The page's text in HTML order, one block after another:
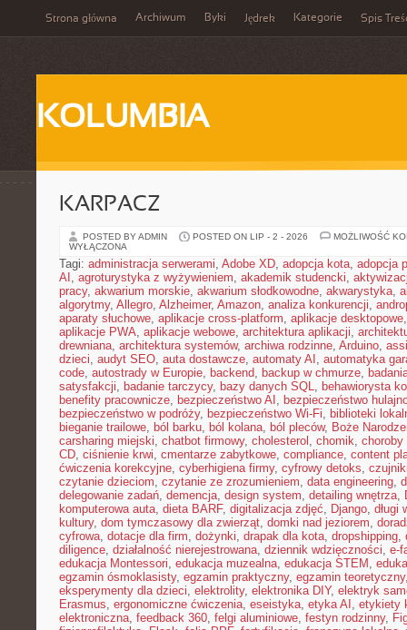
Strona główna Archiwum Byki Jędrek Kategorie Spis
KOLUMBIA
KARPACZ
POSTED BY ADMIN POSTED ON LIP - 2 - 2026
MOŻLIWOŚĆ
WYŁĄCZONA
Tagi: administracja serwerami, Adobe XD, adopcja kota, adopcja
AI , agroturystyka z wyżywieniem, akademik studencki,
pracy, akwarium morskie, akwarium słodkowodne, akwarystyka,
algorytmy, Allegro, Alzheimer, Amazon, analiza konkurencji,
aparaty słuchowe, aplikacje cross-platform, aplikacje desktopowe
aplikacje PWA, aplikacje webowe, architektura aplikacji,
drewniana, architektura systemów, archiwa rodzinne, Arduino,
dzieci, audyt SEO, auta dostawcze, automaty AI , automatyka
code, autostrady w Europie, backend, backup w chmurze,
satysfakcji, badanie tarczycy, bazy danych SQL, behawiorysta
benefity pracownicze, bezpieczeństwo AI , bezpieczeństwo
bezpieczeństwo w podróży, bezpieczeństwo Wi-Fi, biblioteki
bieganie trailowe, ból barku, ból kolana, ból pleców, Boże
carsharing miejski, chatbot firmowy, cholesterol , chomik, choroby
CD, ciśnienie krwi, cmentarze zabytkowe, compliance, content
ćwiczenia korekcyjne, cyberhigiena firmy, cyfrowy detoks,
czytanie dzieciom, czytanie ze zrozumieniem, data engineering,
delegowanie zadań, demencja, design system, detailing wnętrza,
komputerowa auta, dieta BARF, digitalizacja zdjęć, Django, długi
kultury, dom tymczasowy dla zwierząt, domki nad jeziorem,
cyfrowa, dotacje dla firm, dożynki, drapak dla kota, dropshipping,
diligence, działalność nierejestrowana, dziennik wdzięczności, e-
edukacja Montessori, edukacja muzealna, edukacja STEM ,
egzamin ósmoklasisty, egzamin praktyczny, egzamin teoretyczny
eksperymenty dla dzieci, elektrolity, elektronika DIY, elektryk
Erasmus, ergonomiczne ćwiczenia, eseistyka, etyka AI , etykiety
elektroniczna, feedback 360, felgi aluminiowe, festyn rodzinny,